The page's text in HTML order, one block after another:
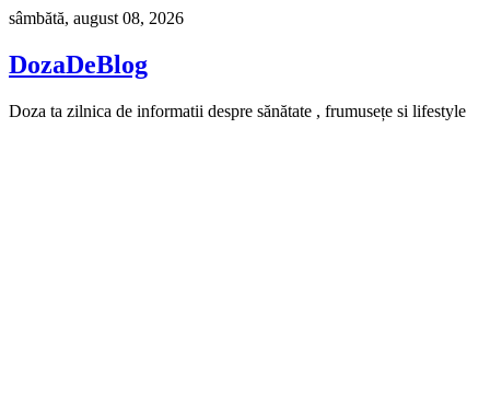
Skip
content
sâmbătă, august 08, 2026
DozaDeBlog
Doza ta zilnica de informatii despre sănătate , frumusețe si lifestyle